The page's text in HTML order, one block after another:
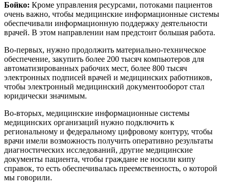
Бойко: Кроме управления ресурсами, потоками пациентов
очень важно, чтобы медицинские информационные системы
обеспечивали информационную поддержку деятельности
врачей. В этом направлении нам предстоит большая работа.
Во-первых, нужно продолжить материально-техническое
обеспечение, закупить более 200 тысяч компьютеров для
автоматизированных рабочих мест, более 800 тысяч
электронных подписей врачей и медицинских работников,
чтобы электронный медицинский документооборот стал
юридически значимым.
Во-вторых, медицинские информационные системы
медицинских организаций нужно подключить к
региональному и федеральному цифровому контуру, чтобы
врачи имели возможность получить оперативно результаты
диагностических исследований, другие медицинские
документы пациента, чтобы граждане не носили кипу
справок, то есть обеспечивалась преемственность, о которой
мы говорили.